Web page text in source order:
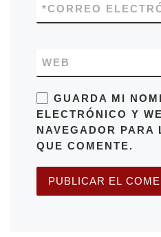
CORREO
*
WEB
GUARDA MI
ELECTRÓNICO Y
NAVEGADOR PARA
QUE COMENTE.